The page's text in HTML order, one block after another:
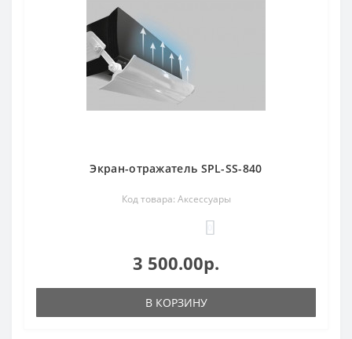
Экран-отражатель SPL-SS-840
Код товара: Аксессуары
3 500.00р.
В КОРЗИНУ